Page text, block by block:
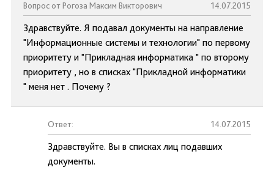
Вопрос от Рогоза Максим Викторович 14.07.2015
Здравствуйте. Я подавал документы на направление
"Информационные системы и технологии" по первому
приоритету и "Прикладная информатика " по второму
приоритету , но в списках "Прикладной информатики
" меня нет . Почему ?
Ответ: 14.07.2015
Здравствуйте. Вы в списках лиц подавших
документы.